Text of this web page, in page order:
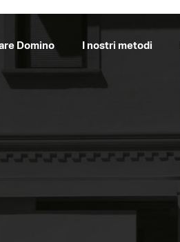
Domino I nostri metodi